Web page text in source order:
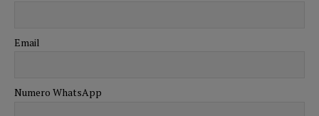
Email
Numero WhatsApp